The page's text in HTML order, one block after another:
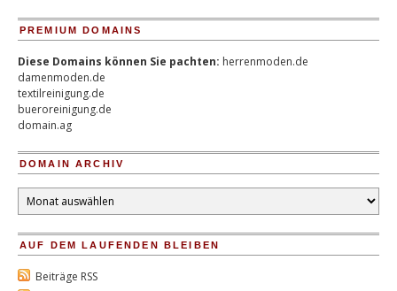
PREMIUM DOMAINS
Diese Domains können Sie pachten: herrenmoden.de
damenmoden.de
textilreinigung.de
bueroreinigung.de
domain.ag
DOMAIN ARCHIV
Domain
Archiv
AUF DEM LAUFENDEN BLEIBEN
Beiträge RSS